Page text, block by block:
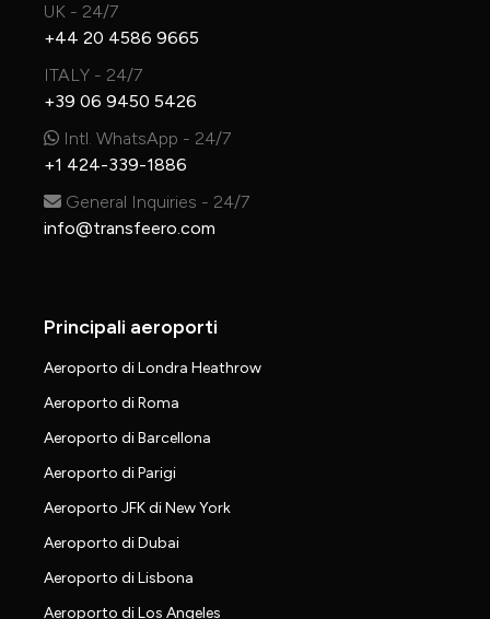
UK - 24/7
+44 20 4586 9665
ITALY - 24/7
+39 06 9450 5426
Intl. WhatsApp - 24/7
+1 424-339-1886
General Inquiries - 24/7
info@transfeero.com
Principali aeroporti
Aeroporto di Londra Heathrow
Aeroporto di Roma
Aeroporto di Barcellona
Aeroporto di Parigi
Aeroporto JFK di New York
Aeroporto di Dubai
Aeroporto di Lisbona
Aeroporto di Los Angeles